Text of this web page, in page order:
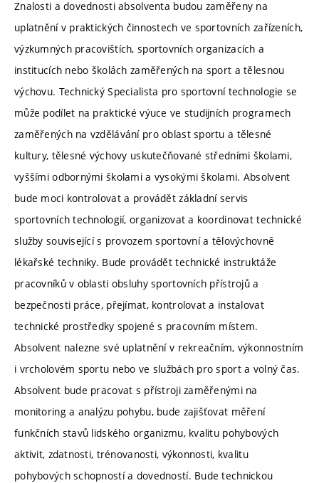
Znalosti a dovednosti absolventa budou zaměřeny na
uplatnění v praktických činnostech ve sportovních zařízeních,
výzkumných pracovištích, sportovních organizacích a
institucích nebo školách zaměřených na sport a tělesnou
výchovu. Technický Specialista pro sportovní technologie se
může podílet na praktické výuce ve studijních programech
zaměřených na vzdělávání pro oblast sportu a tělesné
kultury, tělesné výchovy uskutečňované středními školami,
vyššími odbornými školami a vysokými školami. Absolvent
bude moci kontrolovat a provádět základní servis
sportovních technologií, organizovat a koordinovat technické
služby související s provozem sportovní a tělovýchovně
lékařské techniky. Bude provádět technické instruktáže
pracovníků v oblasti obsluhy sportovních přístrojů a
bezpečnosti práce, přejímat, kontrolovat a instalovat
technické prostředky spojené s pracovním místem.
Absolvent nalezne své uplatnění v rekreačním, výkonnostním
i vrcholovém sportu nebo ve službách pro sport a volný čas.
Absolvent bude pracovat s přístroji zaměřenými na
monitoring a analýzu pohybu, bude zajišťovat měření
funkčních stavů lidského organizmu, kvalitu pohybových
aktivit, zdatnosti, trénovanosti, výkonnosti, kvalitu
pohybových schopností a dovedností. Bude technickou